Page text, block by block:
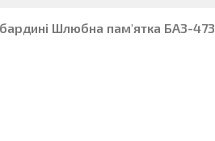
Шлюбна пам'ятка БА3-473